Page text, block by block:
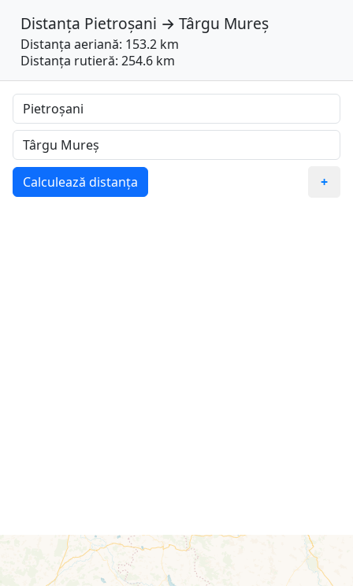
Distanța Pietroșani → Târgu Mureș
Distanța aeriană: 153.2 km
Distanța rutieră: 254.6 km
Calculează distanța +